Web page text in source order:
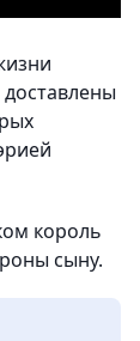
король
сыну.